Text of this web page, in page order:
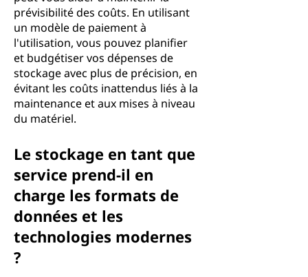
prévisibilité des coûts. En utilisant
un modèle de paiement à
l'utilisation, vous pouvez planifier
et budgétiser vos dépenses de
stockage avec plus de précision, en
évitant les coûts inattendus liés à la
maintenance et aux mises à niveau
du matériel.
Le stockage en tant que
service prend-il en
charge les formats de
données et les
technologies modernes
?